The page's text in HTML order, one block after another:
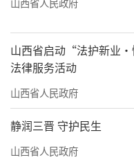
山西省启动“法护新业
法律服务活动
山西省人民政府
静润三晋 守护民生
山西省人民政府